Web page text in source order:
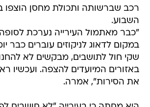
רכב שברשותה ותכולת מחסן הוצפו
השבוע.
"כבר מאתמול העירייה נערכת
במקום לדאוג לניקוזים עוברים כבר
שקי חול לתושבים, מבקשים לא
באזורים המיועדים להצפה. ועכשיו
את הסירות", אמרה.